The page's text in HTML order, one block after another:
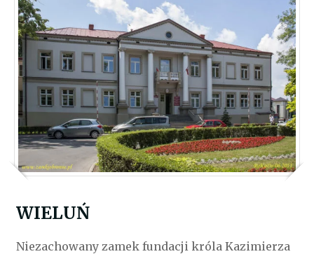
WIELUŃ
Niezachowany zamek fundacji króla Kazimierza